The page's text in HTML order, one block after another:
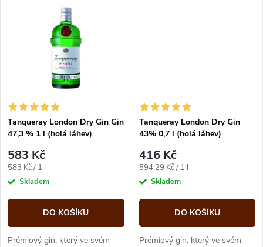
Tanqueray London Dry Gin Gin
47,3 % 1 l (holá láhev)
583 Kč
Měrná
cena:
583 Kč / 1 l
Skladem
DO KOŠÍKU
Prémiový gin, který ve svém
Tanqueray London Dry Gin
43% 0,7 l (holá láhev)
416 Kč
Měrná
cena:
594,29 Kč / 1 l
Skladem
DO KOŠÍKU
Prémiový gin, který ve svém